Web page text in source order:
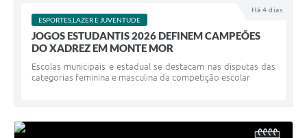
Há 4 dias
ESPORTES,LAZER E JUVENTUDE
JOGOS ESTUDANTIS 2026 DEFINEM CAMPEÕES
DO XADREZ EM MONTE MOR
Escolas municipais e estadual se destacam nas disputas das
categorias feminina e masculina da competição escolar